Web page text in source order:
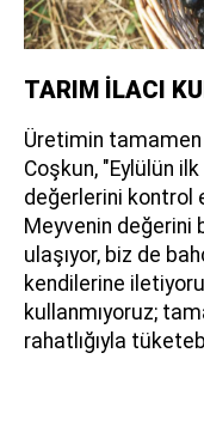
TARIM İLACI
Üretimin
Coşkun, "Eylülün
değerlerini kontrol
Meyvenin
ulaşıyor, biz de
kendilerine
kullanmıyoruz;
rahatlığıyla